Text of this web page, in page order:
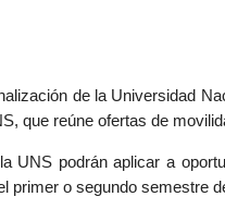
de la Universidad
que reúne ofertas de
UNS podrán aplicar a
primer o segundo semestre